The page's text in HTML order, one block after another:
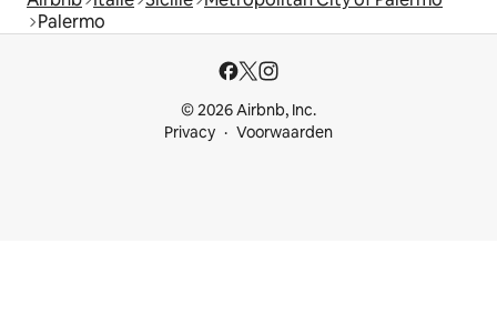
Palermo
© 2026 Airbnb, Inc.
Privacy
Voorwaarden